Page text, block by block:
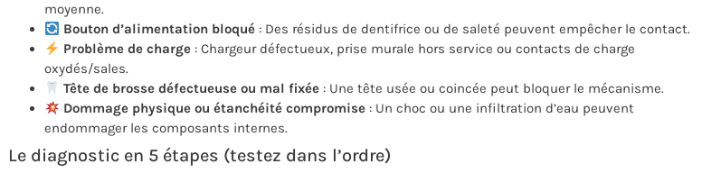
moyenne.
Bouton d’alimentation bloqué : Des résidus de dentifrice ou de saleté peuvent empêcher le contact.
Problème de charge : Chargeur défectueux, prise murale hors service ou contacts de charge
oxydés/sales.
Tête de brosse défectueuse ou mal fixée : Une tête usée ou coincée peut bloquer le mécanisme.
Dommage physique ou étanchéité compromise : Un choc ou une infiltration d’eau peuvent
endommager les composants internes.
Le diagnostic en 5 étapes (testez dans l’ordre)